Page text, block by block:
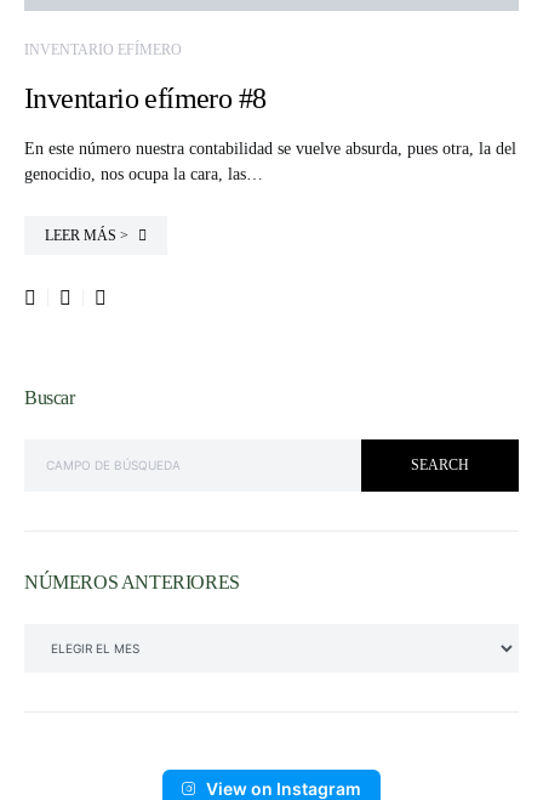
INVENTARIO EFÍMERO
Inventario efímero #8
En este número nuestra contabilidad se vuelve absurda, pues otra, la del
genocidio, nos ocupa la cara, las…
LEER MÁS >
Buscar
SEARCH
NÚMEROS ANTERIORES
View on Instagram